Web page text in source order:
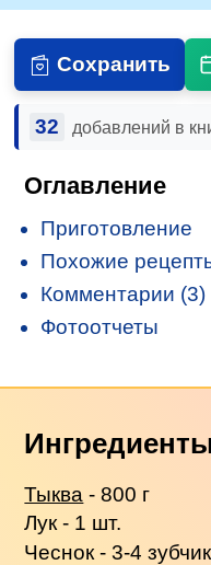
Сохранить
32 добавлений в
Оглавление
Приготовление
Похожие
Комментарии (3)
Фотоотчеты
Тыква - 800 г
Лук - 1 шт.
Чеснок - 3-4